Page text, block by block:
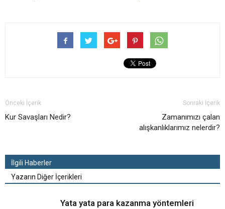
Önceki İçerik
Kur Savaşları Nedir?
Sonraki İçerik
Zamanımızı çalan
alışkanlıklarımız nelerdir?
İlgili Haberler
Yazarın Diğer İçerikleri
Yata yata para kazanma yöntemleri